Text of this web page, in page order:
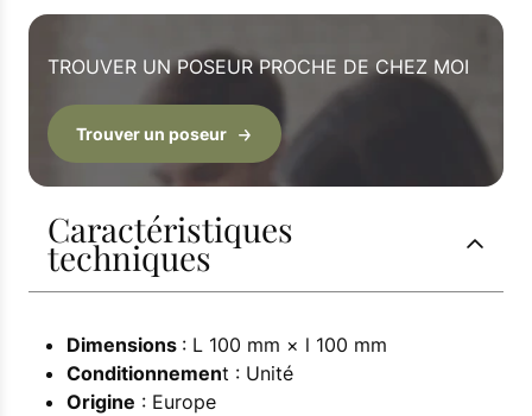
TROUVER UN POSEUR PROCHE DE CHEZ MOI
Trouver un poseur
Caractéristiques
techniques
Dimensions : L 100 mm × l 100 mm
Conditionnement : Unité
Origine : Europe